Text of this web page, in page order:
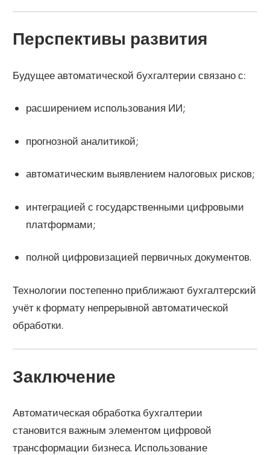
Перспективы развития
Будущее автоматической бухгалтерии связано с:
расширением использования ИИ;
прогнозной аналитикой;
автоматическим выявлением налоговых рисков;
интеграцией с государственными цифровыми
платформами;
полной цифровизацией первичных документов.
Технологии постепенно приближают бухгалтерский
учёт к формату непрерывной автоматической
обработки.
Заключение
Автоматическая обработка бухгалтерии
становится важным элементом цифровой
трансформации бизнеса. Использование